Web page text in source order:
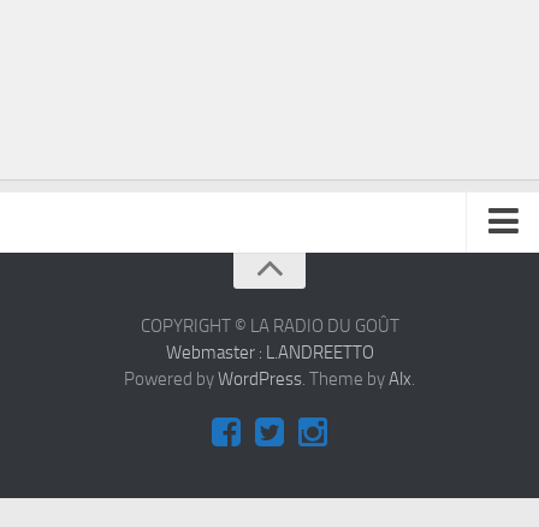
COPYRIGHT © LA RADIO DU GOÛT
Webmaster : L.ANDREETTO
Powered byWordPress. Theme byAlx.